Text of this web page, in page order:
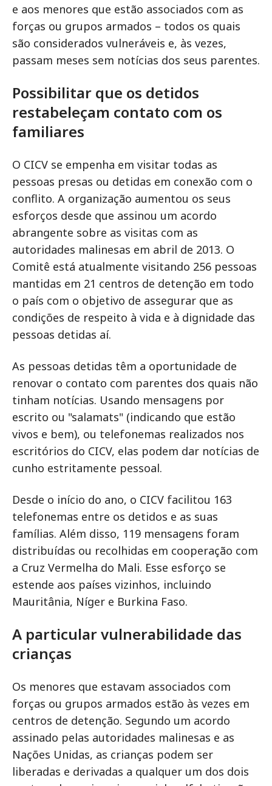
e aos menores que estão associados com as
forças ou grupos armados – todos os quais
são considerados vulneráveis e, às vezes,
passam meses sem notícias dos seus parentes.
Possibilitar que os detidos
restabeleçam contato com os
familiares
O CICV se empenha em visitar todas as
pessoas presas ou detidas em conexão com o
conflito. A organização aumentou os seus
esforços desde que assinou um acordo
abrangente sobre as visitas com as
autoridades malinesas em abril de 2013. O
Comitê está atualmente visitando 256 pessoas
mantidas em 21 centros de detenção em todo
o país com o objetivo de assegurar que as
condições de respeito à vida e à dignidade das
pessoas detidas aí.
As pessoas detidas têm a oportunidade de
renovar o contato com parentes dos quais não
tinham notícias. Usando mensagens por
escrito ou "salamats" (indicando que estão
vivos e bem), ou telefonemas realizados nos
escritórios do CICV, elas podem dar notícias de
cunho estritamente pessoal.
Desde o início do ano, o CICV facilitou 163
telefonemas entre os detidos e as suas
famílias. Além disso, 119 mensagens foram
distribuídas ou recolhidas em cooperação com
a Cruz Vermelha do Mali. Esse esforço se
estende aos países vizinhos, incluindo
Mauritânia, Níger e Burkina Faso.
A particular vulnerabilidade das
crianças
Os menores que estavam associados com
forças ou grupos armados estão às vezes em
centros de detenção. Segundo um acordo
assinado pelas autoridades malinesas e as
Nações Unidas, as crianças podem ser
liberadas e derivadas a qualquer um dos dois